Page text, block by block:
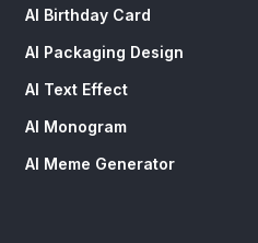
AI Birthday Card
AI Packaging Design
AI Text Effect
AI Monogram
AI Meme Generator